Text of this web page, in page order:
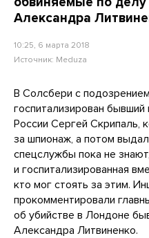
Александра
10:25, 6 марта 2018
Источник: Meduza
В Солсбери с
госпитализирован
России Сергей Скрипаль,
за шпионаж, а потом
спецслужбы пока не
и госпитализированная
кто мог стоять за этим.
прокомментировали
об убийстве в Лондоне
Александра Литвиненко.